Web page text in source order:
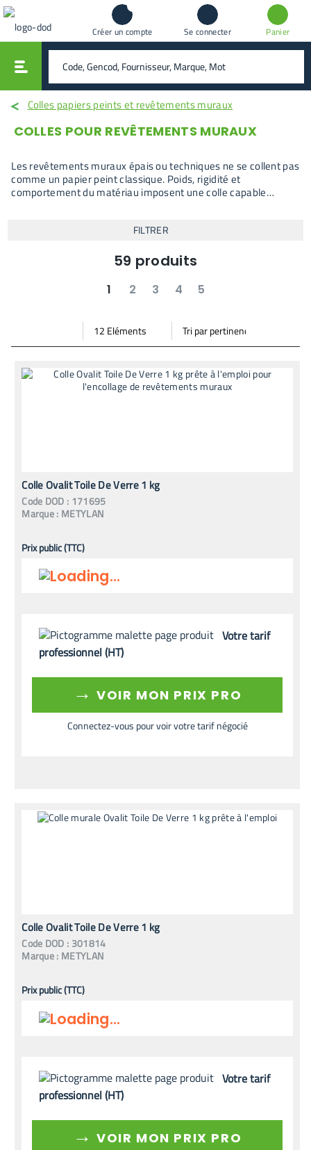
Créer un compte Se connecter Panier
rechercher
Colles papiers peints et revêtements muraux
COLLES POUR REVÊTEMENTS MURAUX
Les revêtements muraux épais ou techniques ne se collent pas
comme un papier peint classique. Poids, rigidité et
comportement du matériau imposent une colle capable
FILTRER
59 produits
1 2 3 4 5
Mode vignette
Mode bande
Par
page
Trier
par
Colle Ovalit Toile De Verre 1 kg
Code DOD : 171695
Marque : METYLAN
Prix public (TTC)
Votre tarif
professionnel (HT)
→ VOIR MON PRIX PRO
Connectez-vous pour voir votre tarif négocié
Colle Ovalit Toile De Verre 1 kg
Code DOD : 301814
Marque : METYLAN
Prix public (TTC)
Votre tarif
professionnel (HT)
→ VOIR MON PRIX PRO